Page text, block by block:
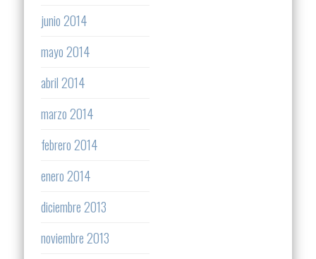
junio 2014
mayo 2014
abril 2014
marzo 2014
febrero 2014
enero 2014
diciembre 2013
noviembre 2013